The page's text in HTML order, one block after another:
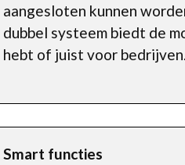
aangesloten kunnen
dubbel systeem biedt de
hebt of juist voor bedrijven.
Smart functies